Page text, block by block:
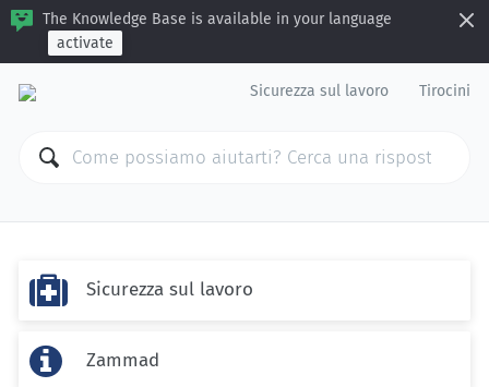
The Knowledge Base is available in your language
activate
Sicurezza sul lavoro Tirocini
 Sicurezza sul lavoro
 Zammad